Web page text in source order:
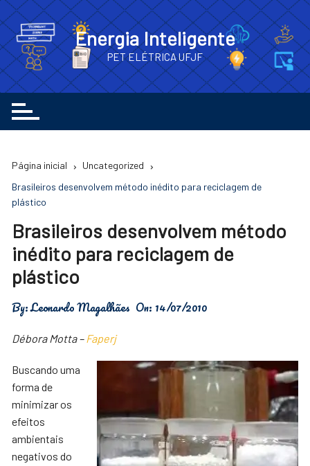
para
o
conteúdo
Energia Inteligente
PET ELÉTRICA UFJF
Página inicial
Uncategorized
Brasileiros desenvolvem método inédito para reciclagem de
plástico
Brasileiros desenvolvem método
inédito para reciclagem de
plástico
By:Leonardo Magalhães On: 14/07/2010
Débora Motta –Faperj
Buscando uma
forma de
minimizar os
efeitos
ambientais
negativos do